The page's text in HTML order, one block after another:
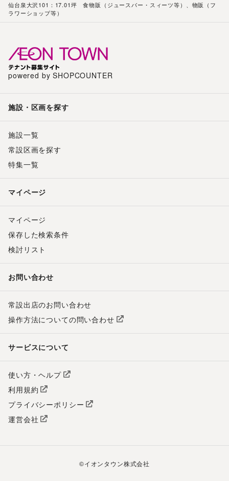
仙台泉大沢101：17.01坪 食物販（ジュースバー・スィーツ等）、物販（フ
ラワーショップ等）
powered by SHOPCOUNTER
施設・区画を探す
施設一覧
常設区画を探す
特集一覧
マイページ
マイページ
保存した検索条件
検討リスト
お問い合わせ
常設出店のお問い合わせ
操作方法についての問い合わせ
サービスについて
使い方・ヘルプ
利用規約
プライバシーポリシー
運営会社
©イオンタウン株式会社